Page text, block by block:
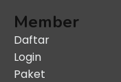
Member
Daftar
Login
Paket